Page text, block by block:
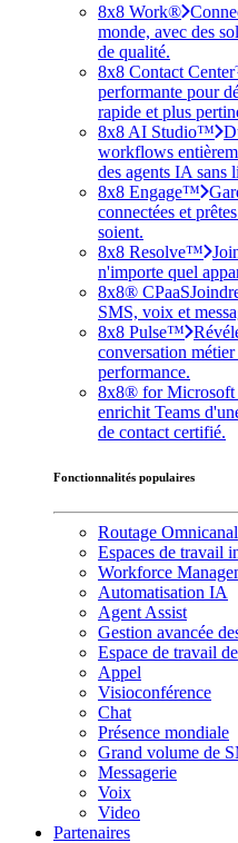
8x8 Work®
monde, avec des
de qualité.
8x8 Contact
performante pour
rapide et plus
8x8 AI Studio™
workflows
des agents IA sans
8x8 Engage™
connectées et
soient.
8x8 Resolve™
n'importe quel
8x8® CPaaS
SMS, voix et
8x8 Pulse™
conversation
performance.
8x8® for Microsoft
enrichit Teams
de contact certifié.
Fonctionnalités populaires
Routage Omnicanal
Espaces de travail
Workforce
Automatisation IA
Agent Assist
Gestion avancée
Espace de travail
Appel
Visioconférence
Chat
Présence mondiale
Grand volume de
Messagerie
Voix
Video
Partenaires